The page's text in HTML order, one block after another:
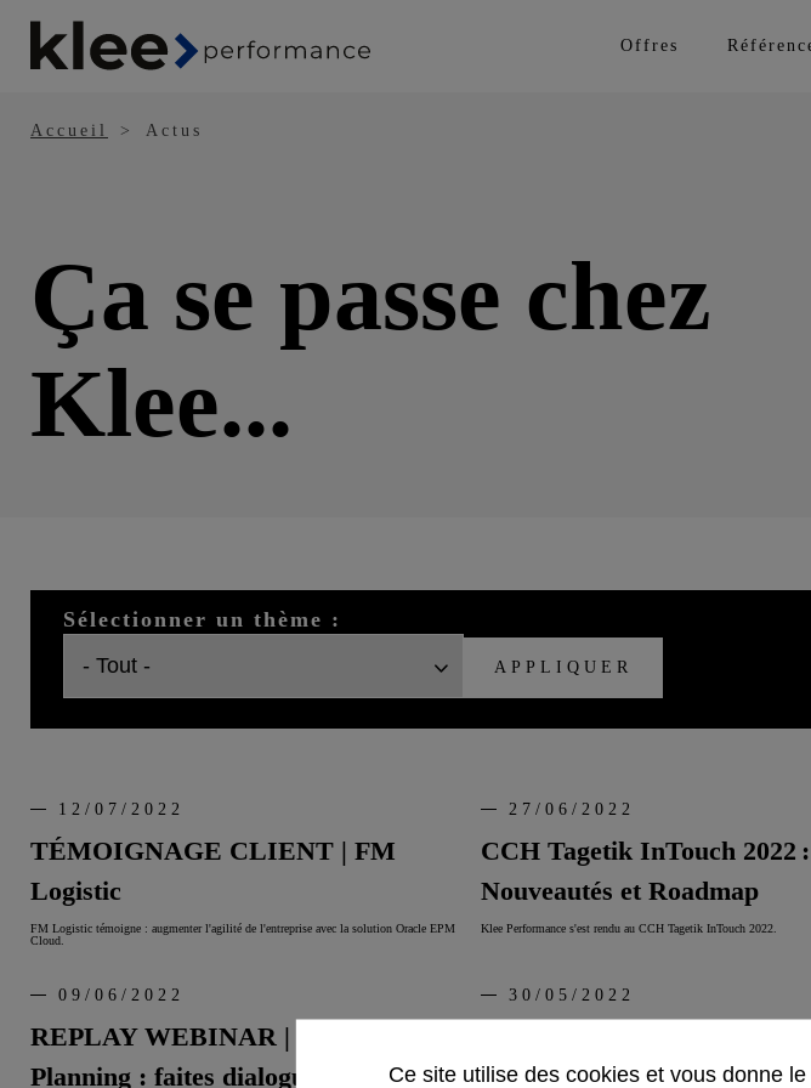
contenu
principal
Offres
Accueil Actus
Ça se passe chez
Klee...
Sélectionner un thème :
APPLIQUER
TÉMOIGNAGE CLIENT | FM
Logistic
12/07/2022
FM Logistic témoigne : augmenter l'agilité de l'entreprise avec la solution Oracle EPM
Cloud.
CCH Tagetik InTouch 2022 :
Nouveautés et Roadmap
27/06/2022
Klee Performance s'est rendu au CCH Tagetik InTouch 2022.
REPLAY WEBINAR | Demand
Planning : faites dialoguer vos
09/06/2022
accompagnée de son client
30/05/2022
Ce site utilise des cookies et vous donne